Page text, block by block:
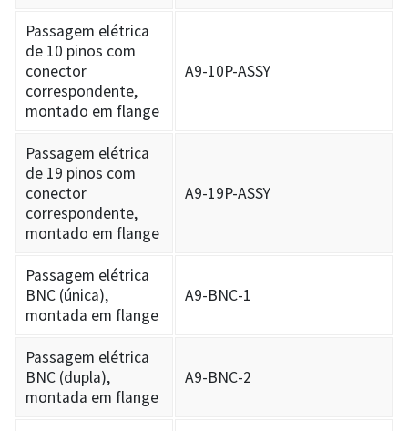
Passagem elétrica
de 10 pinos com
conector
correspondente,
montado em flange
A9-10P-ASSY
Passagem elétrica
de 19 pinos com
conector
correspondente,
montado em flange
A9-19P-ASSY
Passagem elétrica
BNC (única),
montada em flange
A9-BNC-1
Passagem elétrica
BNC (dupla),
montada em flange
A9-BNC-2